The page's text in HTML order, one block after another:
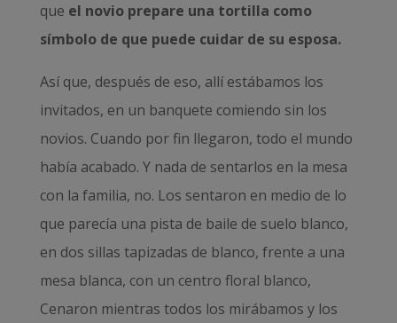
que el novio prepare una tortilla como
símbolo de que puede cuidar de su esposa.
Así que, después de eso, allí estábamos los
invitados, en un banquete comiendo sin los
novios. Cuando por fin llegaron, todo el mundo
había acabado. Y nada de sentarlos en la mesa
con la familia, no. Los sentaron en medio de lo
que parecía una pista de baile de suelo blanco,
en dos sillas tapizadas de blanco, frente a una
mesa blanca, con un centro floral blanco,
Cenaron mientras todos los mirábamos y los